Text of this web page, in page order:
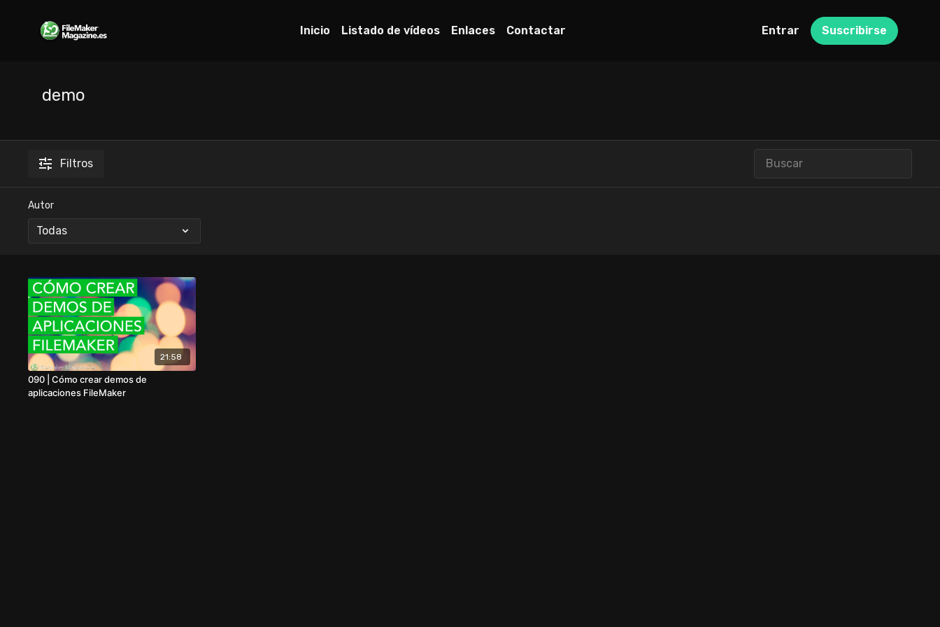
Inicio Listado de vídeos Enlaces Contactar Entrar Suscribirse
demo
Filtros
Autor
21:58
090 | Cómo crear demos de
aplicaciones FileMaker